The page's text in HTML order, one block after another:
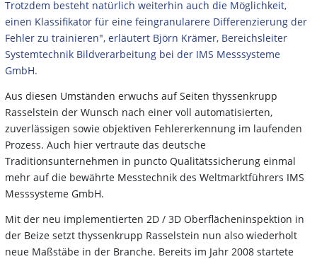
Trotzdem besteht natürlich weiterhin auch die Möglichkeit,
einen Klassifikator für eine feingranularere Differenzierung der
Fehler zu trainieren", erläutert Björn Krämer, Bereichsleiter
Systemtechnik Bildverarbeitung bei der IMS Messsysteme
GmbH.
Aus diesen Umständen erwuchs auf Seiten thyssenkrupp
Rasselstein der Wunsch nach einer voll automatisierten,
zuverlässigen sowie objektiven Fehlererkennung im laufenden
Prozess. Auch hier vertraute das deutsche
Traditionsunternehmen in puncto Qualitätssicherung einmal
mehr auf die bewährte Messtechnik des Weltmarktführers IMS
Messsysteme GmbH.
Mit der neu implementierten 2D / 3D Oberflächeninspektion in
der Beize setzt thyssenkrupp Rasselstein nun also wiederholt
neue Maßstäbe in der Branche. Bereits im Jahr 2008 startete